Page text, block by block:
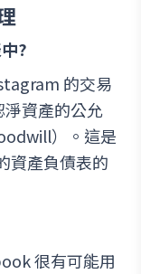
?
的交易
資產的公允
）。這是
資產負債表的
很有可能用